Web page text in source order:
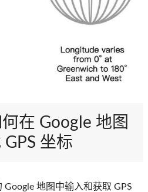
在 Google 地图
坐标
地图中输入和获取 GPS